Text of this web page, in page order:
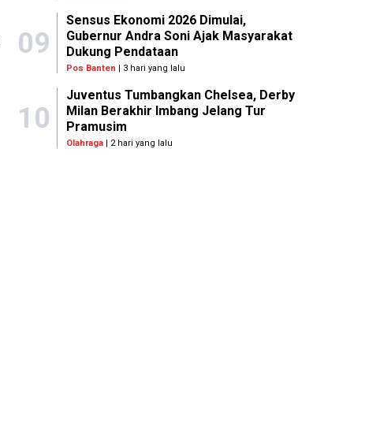
09
Sensus Ekonomi 2026 Dimulai,
Gubernur Andra Soni Ajak Masyarakat
Dukung Pendataan
Pos Banten | 3 hari yang lalu
10
Juventus Tumbangkan Chelsea, Derby
Milan Berakhir Imbang Jelang Tur
Pramusim
Olahraga | 2 hari yang lalu